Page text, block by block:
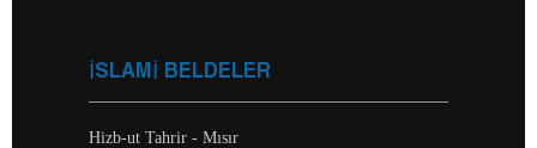
İSLAMİ BELDELER
Hizb-ut Tahrir - Mısır